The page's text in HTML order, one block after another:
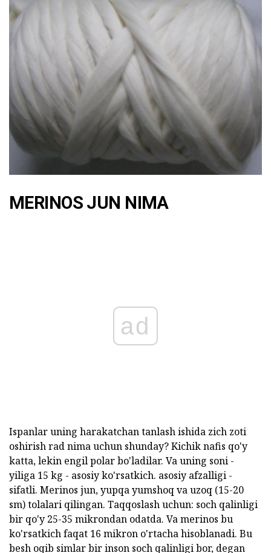
MERINOS JUN NIMA
ad
Ispanlar uning harakatchan tanlash ishida zich zoti
oshirish rad nima uchun shunday? Kichik nafis qo'y
katta, lekin engil polar bo'ladilar. Va uning soni -
yiliga 15 kg - asosiy ko'rsatkich. asosiy afzalligi -
sifatli. Merinos jun, yupqa yumshoq va uzoq (15-20
sm) tolalari qilingan. Taqqoslash uchun: soch qalinligi
bir qo'y 25-35 mikrondan odatda. Va merinos bu
ko'rsatkich faqat 16 mikron o'rtacha hisoblanadi. Bu
besh oqib simlar bir inson soch qalinligi bor, degan